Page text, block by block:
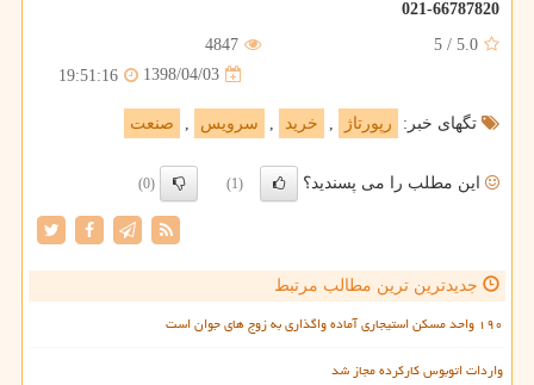
021-66787820
5.0
/
5
4847
1398/04/03
19:51:16
تگهای خبر: رپورتاژ , خرید , سرویس , صنعت
این مطلب را می پسندید؟ (1)
(0)
جدیدترین ترین مطالب مرتبط
۱۹۰ واحد مسکن استیجاری آماده واگذاری به زوج های جوان است
واردات اتوبوس کارکرده مجاز شد